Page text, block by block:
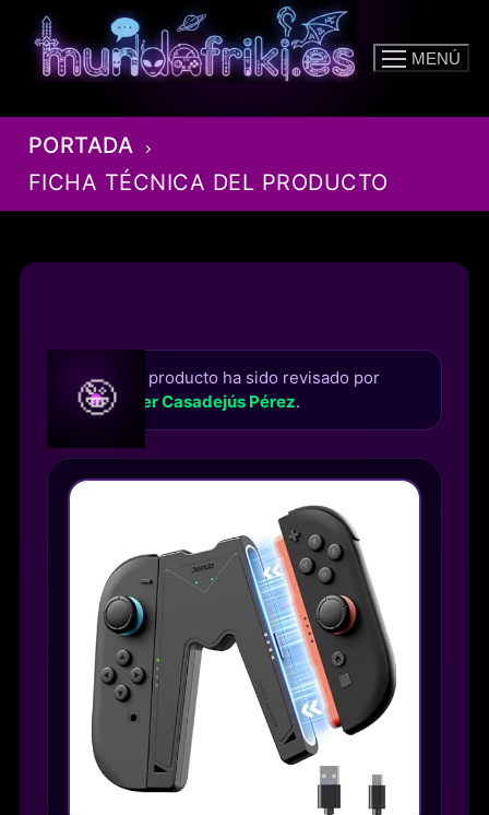
contenido
MENÚ
PORTADA
FICHA TÉCNICA DEL PRODUCTO
🤪 Este producto ha sido revisado por
Roger Casadejús Pérez.